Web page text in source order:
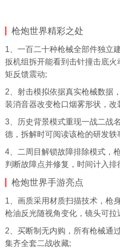
枪炮世界精彩之处
1、一百二十种枪械全部件独立
扳机组拆开能看到击针撞击底
矩反馈震动;
2、射击模拟依据真实枪械数据
装消音器改变枪口烟雾形状，
3、历史背景模式重现一战二战
德，拆解时可阅读该枪的研发轶
4、二周目解锁故障排除模式，
判断故障点并修复，时间计入排
枪炮世界手游亮点
1、画质采用材质扫描技术，枪
枪油反光随视角变化，镜头可拉
2、买断制无内购，所有枪械通
集齐全套二战收藏;